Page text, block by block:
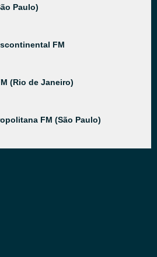
Paulo)
FM
(Rio de Janeiro)
FM (São Paulo)